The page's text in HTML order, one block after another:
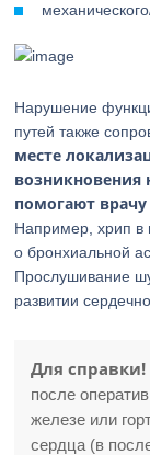
Нарушение
путей также
месте
возникновения
помогают
Например, хрип в
о бронхиальной
Прослушивание
развитии
Для справки!
после
железе или
сердца (в